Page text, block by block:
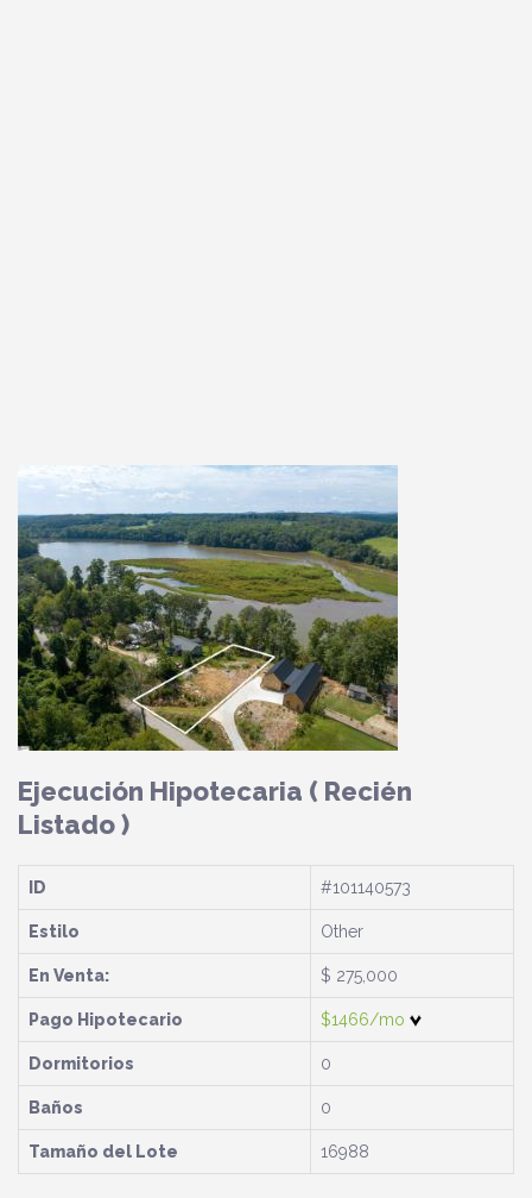
Ejecución Hipotecaria ( Recién
Listado )
ID #101140573
Estilo Other
En Venta: $ 275,000
Pago Hipotecario $1466/mo
Dormitorios 0
Baños 0
Tamaño del Lote 16988